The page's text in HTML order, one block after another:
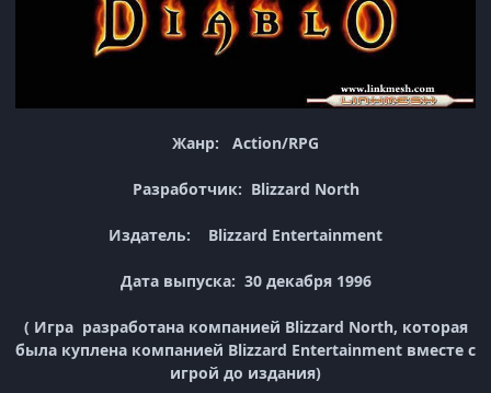
Жанр: Action/RPG
Разработчик: Blizzard North
Издатель: Blizzard Entertainment
Дата выпуска: 30 декабря 1996
( Игра разработана компанией Blizzard North, которая
была куплена компанией Blizzard Entertainment вместе с
игрой до издания)